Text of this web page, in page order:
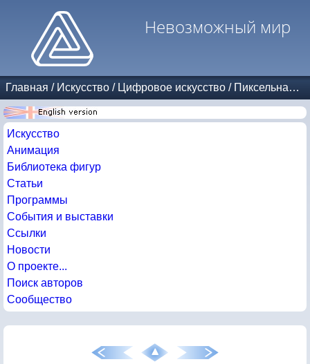
Невозможный мир
Главная / Искусство / Цифровое искусство / Пиксельная графика
Искусство
Анимация
Библиотека фигур
Статьи
Программы
События и выставки
Ссылки
Новости
О проекте...
Поиск авторов
Сообщество